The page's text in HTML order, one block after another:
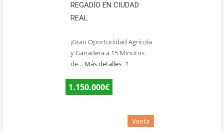
REGADÍO EN CIUDAD
REAL
¡Gran Oportunidad Agrícola
y Ganadera a 15 Minutos
de… Más detalles
1.150.000€
Venta